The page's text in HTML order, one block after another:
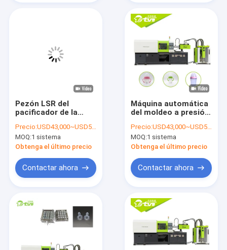
Productos
bebé del silicón
Pezón LSR del
pacificador de la
botella de
alimentación del
bebé del silicón de la
del control
informático máquina
Precio:USD43,000~USD50,000
MOQ:1 sistema
Obtenga el último precio
Contactar ahora
Máquina automática
del moldeo a presión
hydráulico para hacer
pezón de
alimentación del
entrerrosca de los
productos del bebé
Precio:USD43,000~USD50,000
MOQ:1 sistema
Obtenga el último precio
Contactar ahora